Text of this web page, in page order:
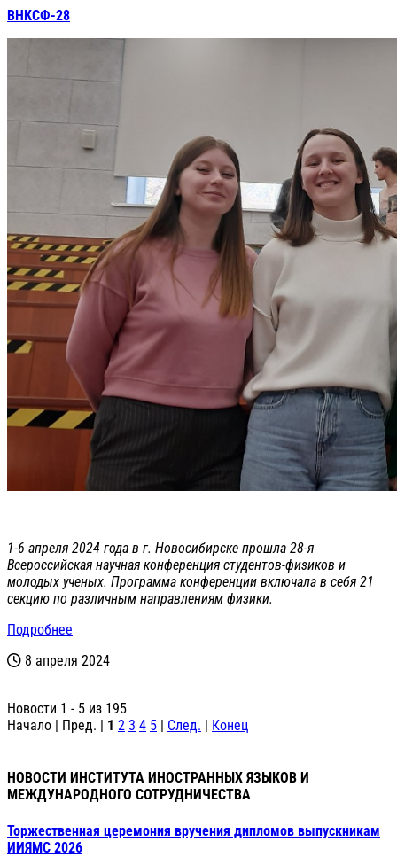
ВНКСФ-28
1-6 апреля 2024 года в г. Новосибирске прошла 28-я
Всероссийская научная конференция студентов-физиков и
молодых ученых. Программа конференции включала в себя 21
секцию по различным направлениям физики.
Подробнее
8 апреля 2024
Новости 1 - 5 из 195
Начало | Пред. | 1 2 3 4 5 | След. | Конец
НОВОСТИ ИНСТИТУТА ИНОСТРАННЫХ ЯЗЫКОВ И
МЕЖДУНАРОДНОГО СОТРУДНИЧЕСТВА
Торжественная церемония вручения дипломов выпускникам
ИИЯМС 2026